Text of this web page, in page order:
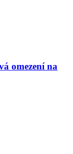
omezení na